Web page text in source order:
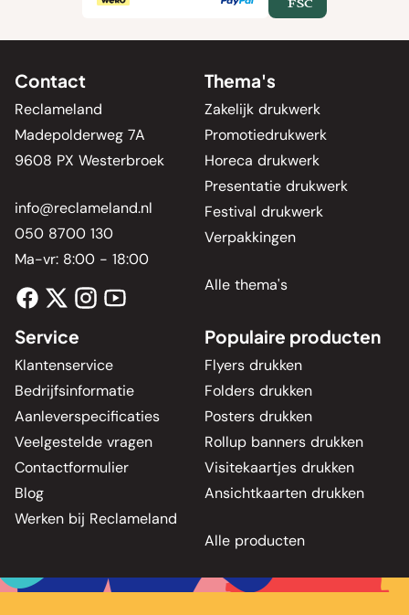
Contact
Reclameland
Madepolderweg 7A
9608 PX Westerbroek
info@reclameland.nl
050 8700 130
Ma-vr: 8:00 - 18:00
Thema's
Zakelijk drukwerk
Promotiedrukwerk
Horeca drukwerk
Presentatie drukwerk
Festival drukwerk
Verpakkingen
Alle thema's
Service
Klantenservice
Bedrijfsinformatie
Aanleverspecificaties
Veelgestelde vragen
Contactformulier
Blog
Werken bij Reclameland
Populaire producten
Flyers drukken
Folders drukken
Posters drukken
Rollup banners drukken
Visitekaartjes drukken
Ansichtkaarten drukken
Alle producten